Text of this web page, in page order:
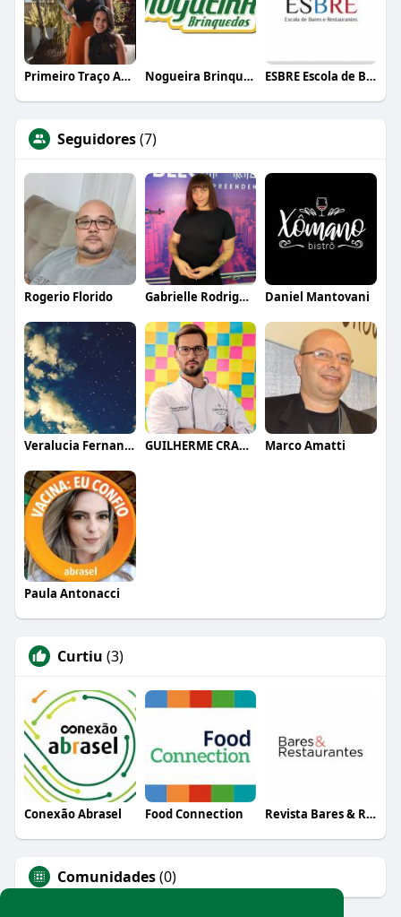
Primeiro Traço Arquitetura Nogueira Brinquedos ESBRE Escola de Bares e Restaurantes
Seguidores(7)
Rogerio Florido Gabrielle Rodrigues Daniel Mantovani
Veralucia Fernandes GUILHERME CRAMER BALLE Marco Amatti
Paula Antonacci
Curtiu (3)
Conexão Abrasel Food Connection Revista Bares & Restaurantes
Comunidades(0)